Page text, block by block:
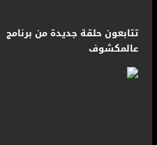
تتابعون حلقة جديدة من برنامج
عالمكشوف